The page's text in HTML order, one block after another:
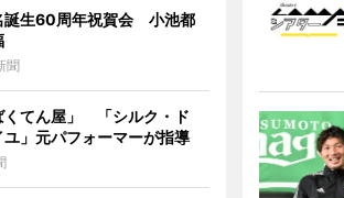
誕生60周年祝賀会 小池都
聞
くてん屋」 「シルク・ド
ユ」元パフォーマーが指導